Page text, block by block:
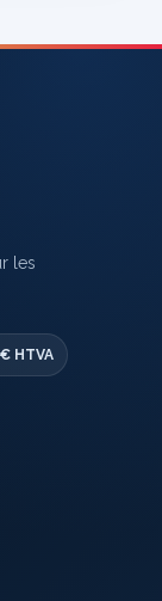
les
HTVA